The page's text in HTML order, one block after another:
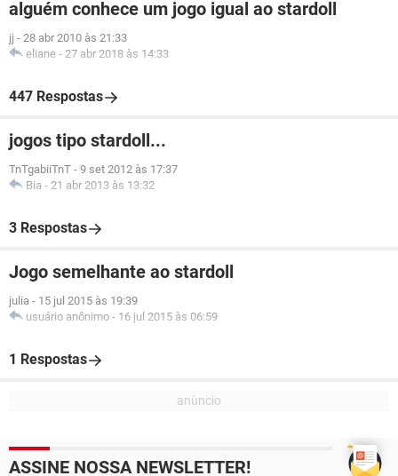
alguém conhece um jogo igual ao stardoll
jj - 28 abr 2010 às 21:33
eliane - 27 abr 2018 às 14:33
447 Respostas
jogos tipo stardoll...
TnTgabiiTnT - 9 set 2012 às 17:37
Bia - 21 abr 2013 às 13:32
3 Respostas
Jogo semelhante ao stardoll
julia - 15 jul 2015 às 19:39
usuário anônimo - 16 jul 2015 às 06:59
1 Respostas
ASSINE NOSSA NEWSLETTER!